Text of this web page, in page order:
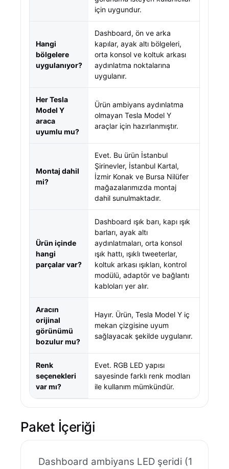
için uygundur.
Hangi
bölgelere
uygulanıyor?
Dashboard, ön ve arka
kapılar, ayak altı bölgeleri,
orta konsol ve koltuk arkası
aydınlatma noktalarına
uygulanır.
Her Tesla
Model Y
araca
uyumlu mu?
Ürün ambiyans aydınlatma
olmayan Tesla Model Y
araçlar için hazırlanmıştır.
Montaj dahil
mi?
Evet. Bu ürün İstanbul
Şirinevler, İstanbul Kartal,
İzmir Konak ve Bursa Nilüfer
mağazalarımızda montaj
dahil sunulmaktadır.
Ürün içinde
hangi
parçalar var?
Dashboard ışık barı, kapı ışık
barları, ayak altı
aydınlatmaları, orta konsol
ışık hattı, ışıklı tweeterlar,
koltuk arkası ışıkları, kontrol
modülü, adaptör ve bağlantı
kabloları yer alır.
Aracın
orijinal
görünümü
bozulur mu?
Hayır. Ürün, Tesla Model Y iç
mekan çizgisine uyum
sağlayacak şekilde uygulanır.
Renk
seçenekleri
var mı?
Evet. RGB LED yapısı
sayesinde farklı renk modları
ile kullanım mümkündür.
Paket İçeriği
Dashboard ambiyans LED şeridi (1